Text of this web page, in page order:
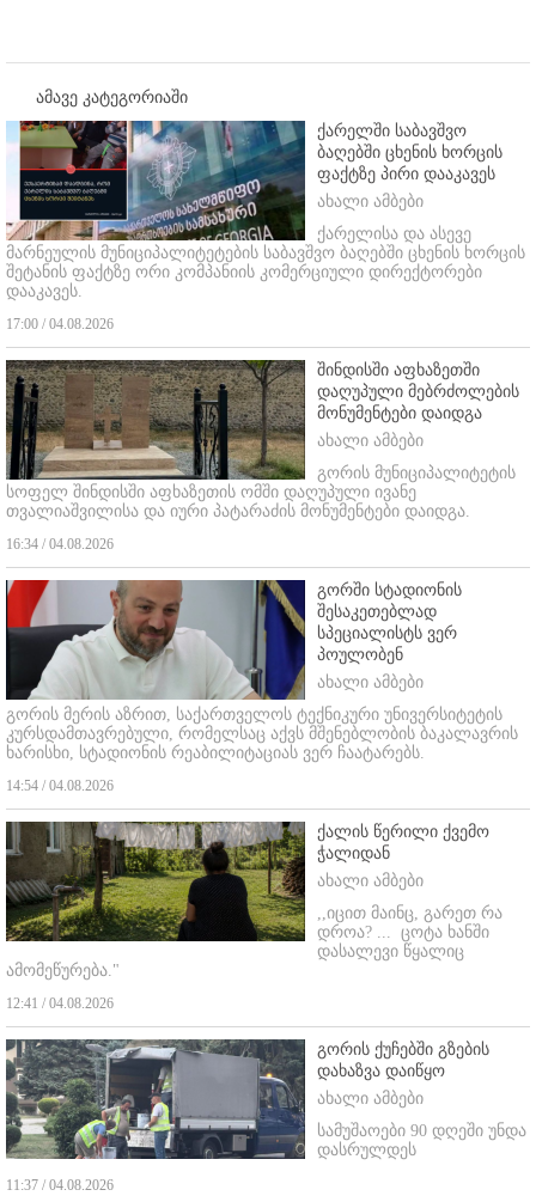
ამავე კატეგორიაში
ქარელში საბავშვო
ბაღებში ცხენის ხორცის
ფაქტზე პირი დააკავეს
ახალი ამბები
ქარელისა და ასევე
მარნეულის მუნიციპალიტეტების საბავშვო ბაღებში ცხენის ხორცის
შეტანის ფაქტზე ორი კომპანიის კომერციული დირექტორები
დააკავეს.
17:00 / 04.08.2026
შინდისში აფხაზეთში
დაღუპული მებრძოლების
მონუმენტები დაიდგა
ახალი ამბები
გორის მუნიციპალიტეტის
სოფელ შინდისში აფხაზეთის ომში დაღუპული ივანე
თვალიაშვილისა და იური პატარაძის მონუმენტები დაიდგა.
16:34 / 04.08.2026
გორში სტადიონის
შესაკეთებლად
სპეციალისტს ვერ
პოულობენ
ახალი ამბები
გორის მერის აზრით, საქართველოს ტექნიკური უნივერსიტეტის
კურსდამთავრებული, რომელსაც აქვს მშენებლობის ბაკალავრის
ხარისხი, სტადიონის რეაბილიტაციას ვერ ჩაატარებს.
14:54 / 04.08.2026
ქალის წერილი ქვემო
ჭალიდან
ახალი ამბები
,,იცით მაინც, გარეთ რა
დროა? ... ცოტა ხანში
დასალევი წყალიც
ამომეწურება."
12:41 / 04.08.2026
გორის ქუჩებში გზების
დახაზვა დაიწყო
ახალი ამბები
სამუშაოები 90 დღეში უნდა
დასრულდეს
11:37 / 04.08.2026